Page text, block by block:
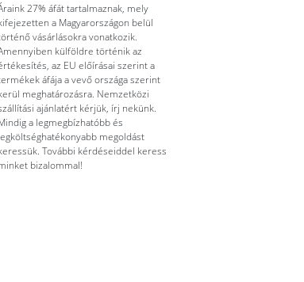
27% áfát tartalmaznak, mely
a Magyarországon belül
vásárlásokra vonatkozik.
külföldre történik az
az EU előírásai szerint a
áfája a vevő országa szerint
meghatározásra. Nemzetközi
ajánlatért kérjük, írj nekünk.
a legmegbízhatóbb és
megoldást
További kérdéseiddel keress
bizalommal!